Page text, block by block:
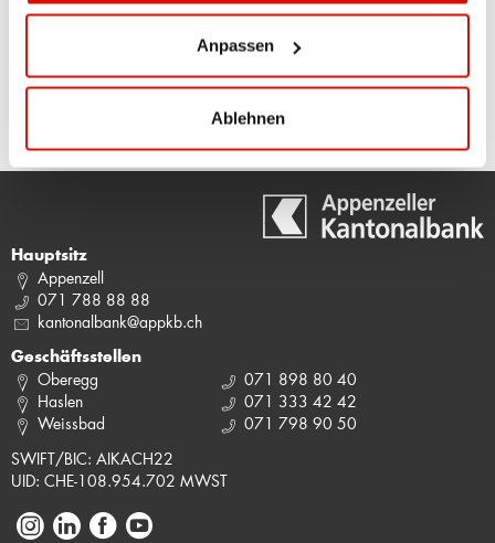
Anpassen
Ablehnen
SEITE DRUCKEN
Hauptsitz
Appenzell
071 788 88 88
kantonalbank@appkb.ch
Geschäftsstellen
Oberegg
Haslen
Weissbad
071 898 80 40
071 333 42 42
071 798 90 50
SWIFT/BIC: AIKACH22
UID: CHE-108.954.702 MWST